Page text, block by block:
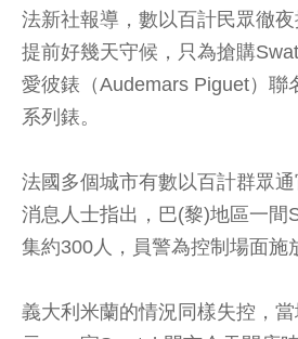
法新社報導，數以百計民眾徹
提前好幾天守候，只為搶購
愛彼錶（Audemars Piguet）聯
系列錶。
法國多個城市有數以百計群眾
消息人士指出，巴(黎)地區一間
集約300人，員警為控制場面施
義大利米蘭的情況同樣失控，